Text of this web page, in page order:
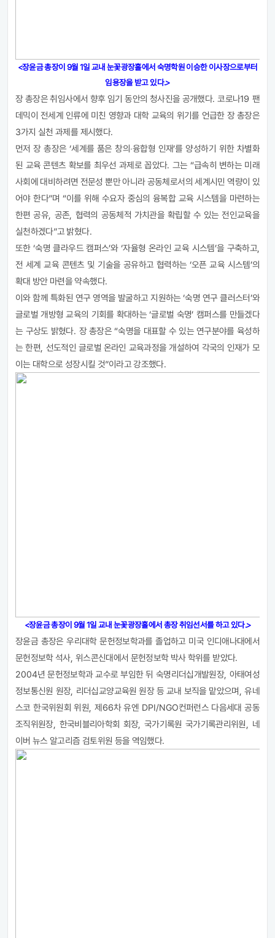
<장윤금 총장이 9월 1일 교내 눈꽃광장홀에서 숙명학원 이승한 이사장으로부터
임용장을 받고 있다.>
장 총장은 취임사에서 향후 임기 동안의 청사진을 공개했다.코로나19 팬
데믹이 전세계 인류에 미친 영향과 대학 교육의 위기를 언급한 장 총장은
3가지 실천 과제를 제시했다.
먼저 장 총장은‘세계를 품은 창의‧융합형 인재’를 양성하기 위한 차별화
된 교육 콘텐츠 확보를 최우선 과제로 꼽았다.그는 “급속히 변하는 미래
사회에 대비하려면 전문성 뿐만 아니라 공동체로서의 세계시민 역량이 있
어야 한다”며 “이를 위해 수요자 중심의 융복합 교육 시스템을 마련하는
한편 공유 공존 협력의 공동체적 가치관을 확립할 수 있는 전인교육을
실천하겠다”고 밝혔다.
또한‘숙명 클라우드 캠퍼스’와‘자율형 온라인 교육 시스템’을 구축하고
전 세계 교육 콘텐츠 및 기술을 공유하고 협력하는 ‘오픈 교육 시스템’의
확대 방안 마련을 약속했다.
이와 함께 특화된 연구 영역을 발굴하고 지원하는‘숙명 연구 클러스터’와
글로벌 개방형 교육의 기회를 확대하는‘글로벌 숙명’캠퍼스를 만들겠다
는 구상도 밝혔다. 장 총장은“숙명을 대표할 수 있는 연구분야를 육성하
는 한편 선도적인 글로벌 온라인 교육과정을 개설하여 각국의 인재가 모
이는 대학으로 성장시킬 것”이라고 강조했다.
<장윤금 총장이 9월 1일 교내 눈꽃광장홀에서 총장 취임선서를 하고 있다.>
장윤금 총장은 우리대학 문헌정보학과를 졸업하고 미국 인디애나대에서
문헌정보학 석사, 위스콘신대에서 문헌정보학 박사 학위를 받았다.
2004년 문헌정보학과 교수로 부임한 뒤 숙명리더십개발원장, 아태여성
정보통신원 원장, 리더십교양교육원 원장 등 교내 보직을 맡았으며 ,유네
스코 한국위원회 위원 ,제66차 유엔 DPI/NGO컨퍼런스 다음세대 공동
조직위원장, 한국비블리아학회 회장,국가기록원 국가기록관리위원
네
이버 뉴스 알고리즘 검토위원 등을 역임했다.